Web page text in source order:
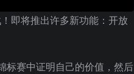
即将推出许多新功能：开放
标赛中证明自己的价值，然后